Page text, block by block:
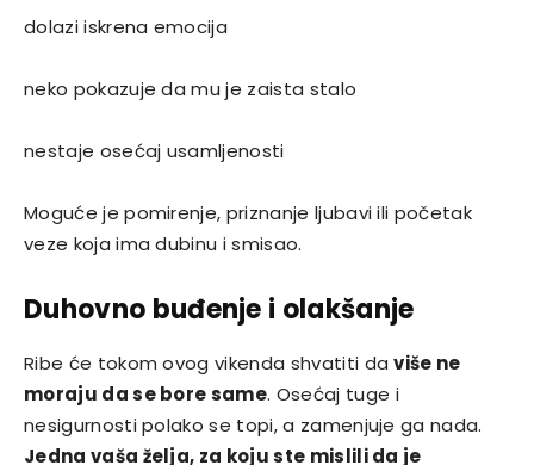
dolazi iskrena emocija
neko pokazuje da mu je zaista stalo
nestaje osećaj usamljenosti
Moguće je pomirenje, priznanje ljubavi ili početak
veze koja ima dubinu i smisao.
Duhovno buđenje i olakšanje
Ribe će tokom ovog vikenda shvatiti daviše ne
moraju da se bore same. Osećaj tuge i
nesigurnosti polako se topi, a zamenjuje ga nada.
Jedna vaša želja, za koju ste mislili da je